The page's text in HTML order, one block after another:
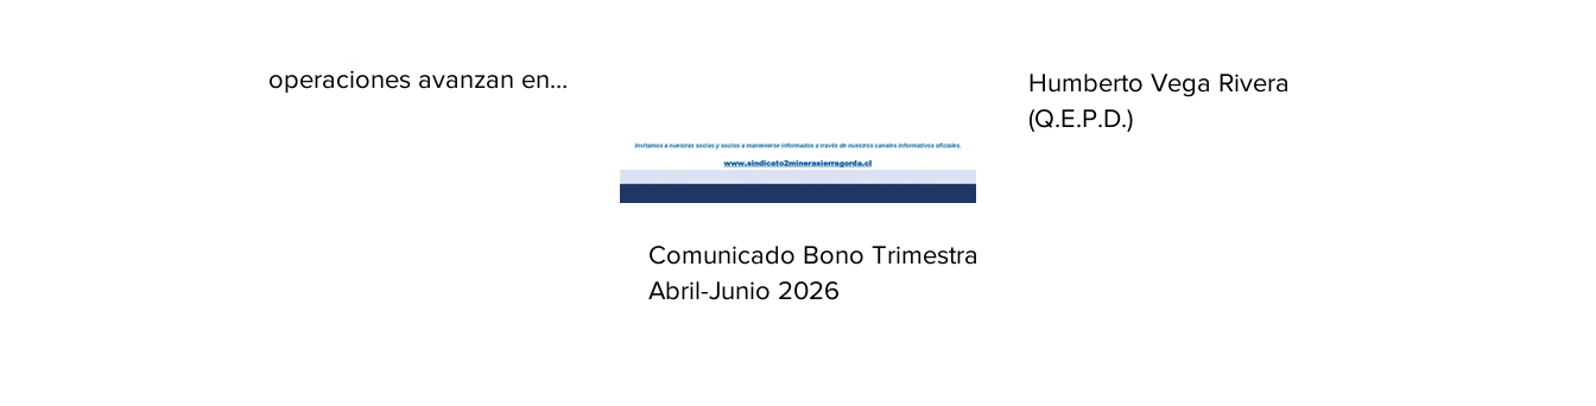
operaciones avanzan en
Comunicado Bono Trimestral
Abril-Junio 2026
Humberto Vega Rivera
(Q.E.P.D.)